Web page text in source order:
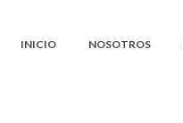
INICIO NOSOTROS